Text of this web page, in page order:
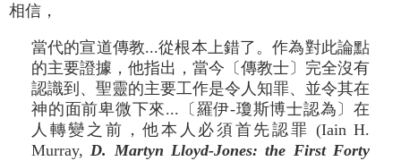
相信，
當代的宣道傳教...從根本上錯了。作為對此論點
的主要證據，他指出，當今〔傳教士〕完全沒有
認識到、聖靈的主要工作是令人知罪、並令其在
神的面前卑微下來...〔羅伊-瓊斯博士認為〕在
人轉變之前，他本人必須首先認罪 (Iain H.
Murray,D. Martyn Lloyd-Jones: the First Forty